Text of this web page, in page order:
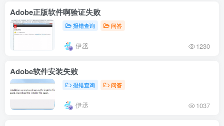
Adobe正版软件啊验证失败
报错查询 问答
伊丞 1230
Adobe软件安装失败
报错查询 问答
伊丞 1037